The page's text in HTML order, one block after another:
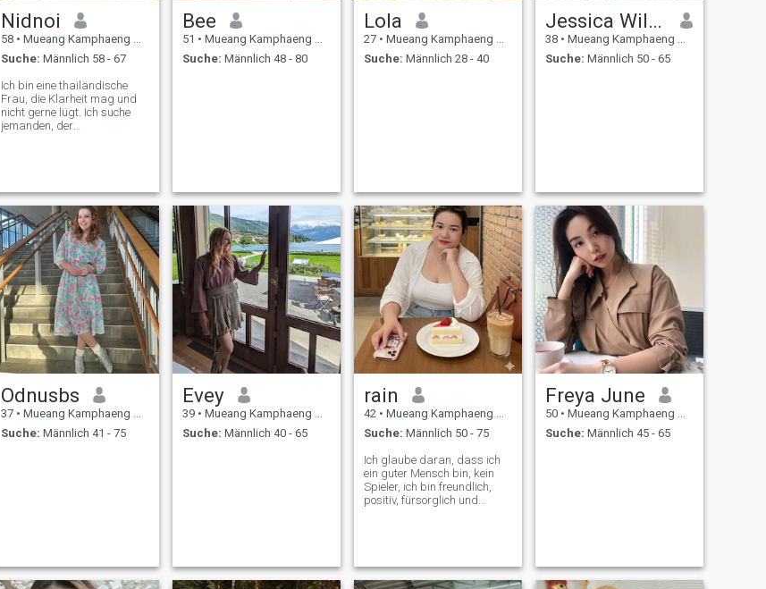
Nidnoi
58 • Mueang Kamphaeng Phet, Kamphaeng Phet, Thailand
Suche: Männlich 58 - 67
Ich bin eine thailändische
Frau, die Klarheit mag und
nicht gerne lügt. Ich suche
jemanden, der
Bee
51 • Mueang Kamphaeng Phet, Kamphaeng Phet, Thailand
Suche: Männlich 48 - 80
Lola
27 • Mueang Kamphaeng Phet, Kamphaeng Phet, Thailand
Suche: Männlich 28 - 40
Jessica William
38 • Mueang Kamphaeng Phet, Kamphaeng Phet, Thailand
Suche: Männlich 50 - 65
Odnusbs
37 • Mueang Kamphaeng Phet, Kamphaeng Phet, Thailand
Suche: Männlich 41 - 75
Evey
39 • Mueang Kamphaeng Phet, Kamphaeng Phet, Thailand
Suche: Männlich 40 - 65
rain
42 • Mueang Kamphaeng Phet, Kamphaeng Phet, Thailand
Suche: Männlich 50 - 75
Ich glaube daran, dass ich
ein guter Mensch bin, kein
Spieler, ich bin freundlich,
positiv, fürsorglich und
Freya June
50 • Mueang Kamphaeng Phet, Kamphaeng Phet, Thailand
Suche: Männlich 45 - 65